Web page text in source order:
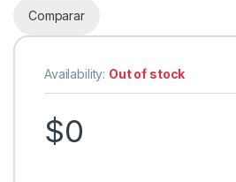
Comparar
Availability: Out of stock
$0